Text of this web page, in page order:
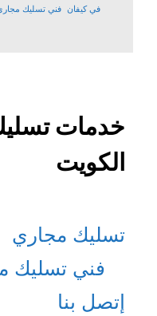
في كيفان فني تسليك
خدمات
الكويت
تسليك مجاري
فني تسليك
إتصل بنا